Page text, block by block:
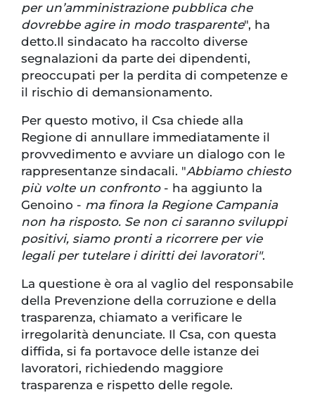
per un’amministrazione pubblica che
dovrebbe agire in modo trasparente", ha
detto.Il sindacato ha raccolto diverse
segnalazioni da parte dei dipendenti,
preoccupati per la perdita di competenze e
il rischio di demansionamento.
Per questo motivo, il Csa chiede alla
Regione di annullare immediatamente il
provvedimento e avviare un dialogo con le
rappresentanze sindacali. "Abbiamo chiesto
più volte un confronto - ha aggiunto la
Genoino - ma finora la Regione Campania
non ha risposto. Se non ci saranno sviluppi
positivi, siamo pronti a ricorrere per vie
legali per tutelare i diritti dei lavoratori".
La questione è ora al vaglio del responsabile
della Prevenzione della corruzione e della
trasparenza, chiamato a verificare le
irregolarità denunciate. Il Csa, con questa
diffida, si fa portavoce delle istanze dei
lavoratori, richiedendo maggiore
trasparenza e rispetto delle regole.